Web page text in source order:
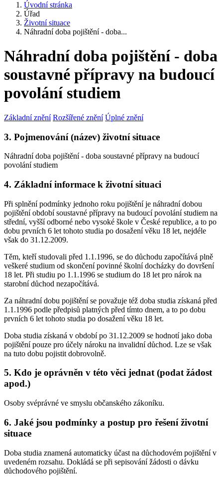
Úvodní stránka
Úřad
Životní situace
Náhradní doba pojištění - doba...
Náhradní doba pojištění - doba
soustavné přípravy na budoucí
povolání studiem
Základní znění Rozšířené znění Úplné znění
3. Pojmenování (název) životní situace
Náhradní doba pojištění - doba soustavné přípravy na budoucí
povolání studiem
4. Základní informace k životní situaci
Při splnění podmínky jednoho roku pojištění je náhradní dobou
pojištění období soustavné přípravy na budoucí povolání studiem na
střední, vyšší odborné nebo vysoké škole v České republice, a to po
dobu prvních 6 let tohoto studia po dosažení věku 18 let, nejdéle
však do 31.12.2009.
Těm, kteří studovali před 1.1.1996, se do důchodu započítává plně
veškeré studium od skončení povinné školní docházky do dovršení
18 let. Při studiu po 1.1.1996 se studium do 18 let pro nárok na
starobní důchod nezapočítává.
Za náhradní dobu pojištění se považuje též doba studia získaná před
1.1.1996 podle předpisů platných před tímto dnem, a to po dobu
prvních 6 let tohoto studia po dosažení věku 18 let.
Doba studia získaná v období po 31.12.2009 se hodnotí jako doba
pojištění pouze pro účely nároku na invalidní důchod. Lze se však
na tuto dobu pojistit dobrovolně.
5. Kdo je oprávněn v této věci jednat (podat žádost
apod.)
Osoby svéprávné ve smyslu občanského zákoníku.
6. Jaké jsou podmínky a postup pro řešení životní
situace
Doba studia znamená automaticky účast na důchodovém pojištění v
uvedeném rozsahu. Dokládá se při sepisování žádosti o dávku
důchodového pojištění.